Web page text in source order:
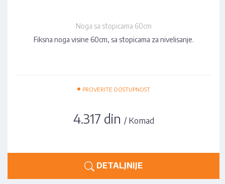
Noga sa stopicama 60cm
Fiksna noga visine 60cm, sa stopicama za nivelisanje.
• PROVERITE DOSTUPNOST
4.317 din / Komad
DETALJNIJE